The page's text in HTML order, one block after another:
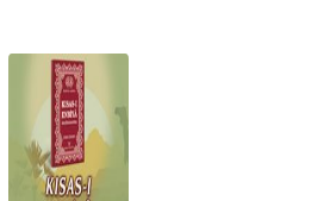
desin diye kardeşleri Sâlih’i
Hemen birbirleriyle çekişen iki
(Neml: 45)